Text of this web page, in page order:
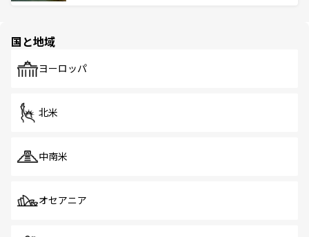
で、ホーカーズは地元の風情を楽しめる外せないスポット
国と地域
ヨーロッパ
北米
中南米
オセアニア